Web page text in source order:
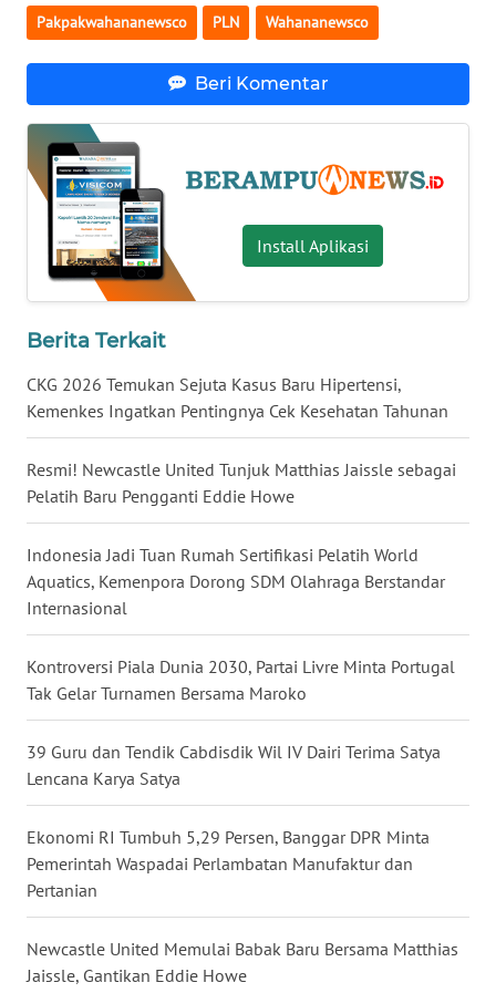
Pakpakwahananewsco PLN Wahananewsco
Beri Komentar
Install Aplikasi
Berita Terkait
CKG 2026 Temukan Sejuta Kasus Baru Hipertensi,
Kemenkes Ingatkan Pentingnya Cek Kesehatan Tahunan
Resmi! Newcastle United Tunjuk Matthias Jaissle sebagai
Pelatih Baru Pengganti Eddie Howe
Indonesia Jadi Tuan Rumah Sertifikasi Pelatih World
Aquatics, Kemenpora Dorong SDM Olahraga Berstandar
Internasional
Kontroversi Piala Dunia 2030, Partai Livre Minta Portugal
Tak Gelar Turnamen Bersama Maroko
39 Guru dan Tendik Cabdisdik Wil IV Dairi Terima Satya
Lencana Karya Satya
Ekonomi RI Tumbuh 5,29 Persen, Banggar DPR Minta
Pemerintah Waspadai Perlambatan Manufaktur dan
Pertanian
Newcastle United Memulai Babak Baru Bersama Matthias
Jaissle, Gantikan Eddie Howe
KALTENG
WN
WN
KALSEL
WN
KALTIM
SULSEL
WN
GORONTALO
WN
SULUT
WN
MALUKU
WN
MALUT
WN
DAIRI
WN
TOBA
WN